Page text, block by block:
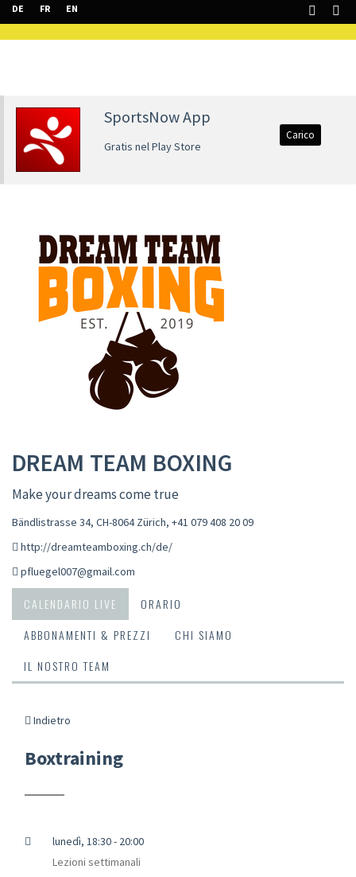
DE FR EN
SportsNow App
Gratis nel Play Store
Carico
DREAM TEAM BOXING
Make your dreams come true
Bändlistrasse 34, CH-8064 Zürich, +41 079 408 20 09
http://dreamteamboxing.ch/de/
pfluegel007@gmail.com
CALENDARIO LIVE
ORARIO
ABBONAMENTI & PREZZI
CHI SIAMO
IL NOSTRO TEAM
Indietro
Boxtraining
lunedì, 18:30 - 20:00
Lezioni settimanali